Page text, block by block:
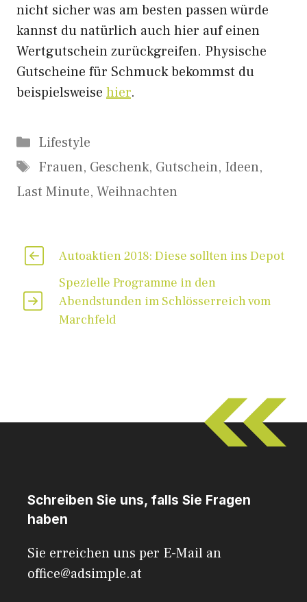
nicht sicher was am besten passen würde
kannst du natürlich auch hier auf einen
Wertgutschein zurückgreifen. Physische
Gutscheine für Schmuck bekommst du
beispielsweise hier.
Kategorien
Lifestyle
Schlagwörter
Frauen, Geschenk, Gutschein, Ideen,
Last Minute, Weihnachten
Autoaktien 2018: Diese sollten ins Depot
Spezielle Programme in den
Abendstunden im Schlösserreich vom
Marchfeld
Schreiben Sie uns, falls Sie Fragen
haben
Sie erreichen uns per E-Mail an
office@adsimple.at